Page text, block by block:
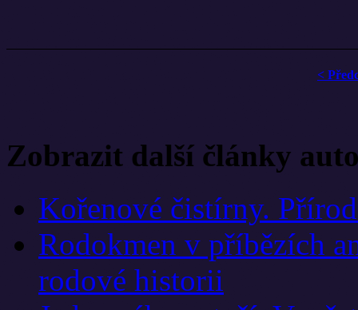
<
Zobrazit další články
Kořenové čistírny.
Rodokmen v příbězích
rodové historii